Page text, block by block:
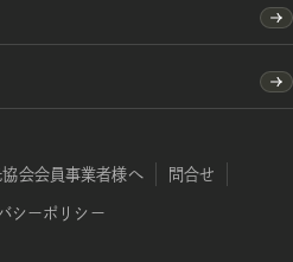
会会員事業者様へ 問合せ
シーポリシー